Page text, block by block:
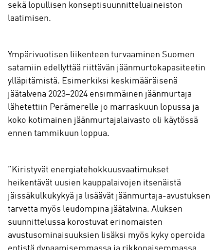
sekä lopullisen konseptisuunnitteluaineiston
laatimisen.
Ympärivuotisen liikenteen turvaaminen Suomen
satamiin edellyttää riittävän jäänmurtokapasiteetin
ylläpitämistä. Esimerkiksi keskimääräisenä
jäätalvena 2023–2024 ensimmäinen jäänmurtaja
lähetettiin Perämerelle jo marraskuun lopussa ja
koko kotimainen jäänmurtajalaivasto oli käytössä
ennen tammikuun loppua.
”Kiristyvät energiatehokkuusvaatimukset
heikentävät uusien kauppalaivojen itsenäistä
jäissäkulkukykyä ja lisäävät jäänmurtaja-avustuksen
tarvetta myös leudompina jäätalvina. Aluksen
suunnittelussa korostuvat erinomaisten
avustusominaisuuksien lisäksi myös kyky operoida